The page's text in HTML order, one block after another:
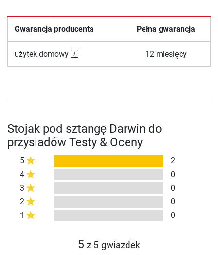
Gwarancja producenta Pełna gwarancja
użytek domowy 12 miesięcy
Stojak pod sztangę Darwin do
przysiadów Testy & Oceny
5
2
4
0
3
0
2
0
1
0
5 z 5 gwiazdek